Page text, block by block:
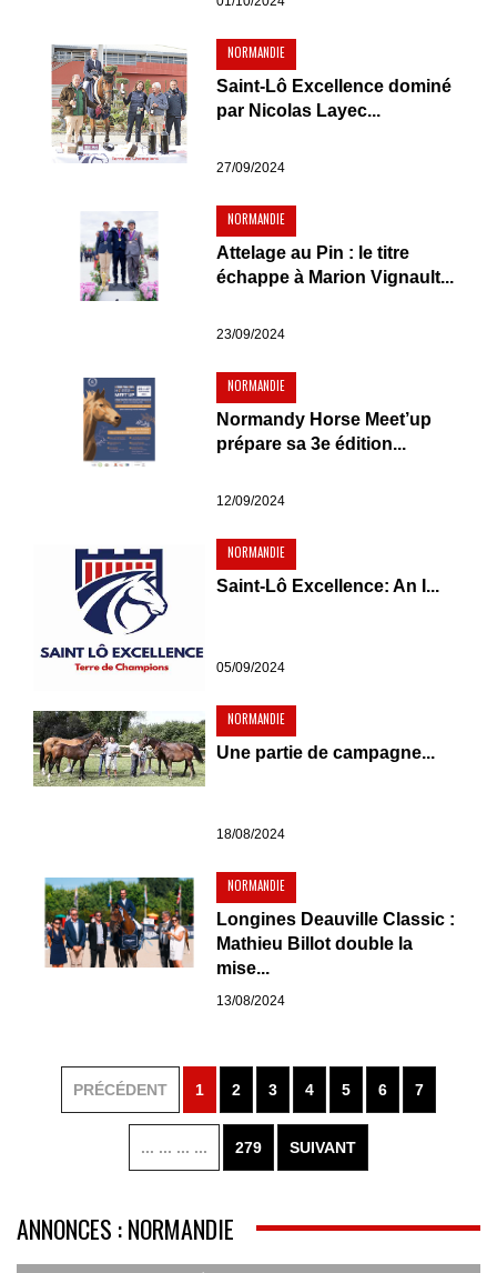
NORMANDIE
Saint-Lô Excellence dominé
par Nicolas Layec...
27/09/2024
NORMANDIE
Attelage au Pin : le titre
échappe à Marion Vignault...
23/09/2024
NORMANDIE
Normandy Horse Meet’up
prépare sa 3e édition...
12/09/2024
NORMANDIE
Saint-Lô Excellence: An I...
05/09/2024
NORMANDIE
Une partie de campagne...
18/08/2024
NORMANDIE
Longines Deauville Classic :
Mathieu Billot double la
mise...
13/08/2024
PRÉCÉDENT 1 2 3 4 5 6 7
... ... ... ... 279 SUIVANT
ANNONCES : NORMANDIE